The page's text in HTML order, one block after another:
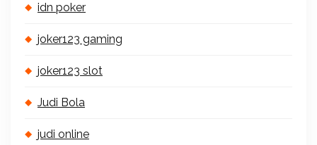
idn poker
joker123 gaming
joker123 slot
Judi Bola
judi online